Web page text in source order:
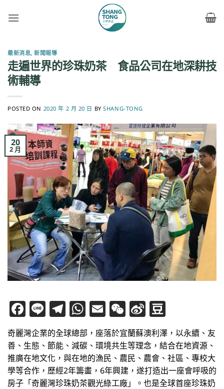
最新消息,新聞報導
走遍世界的珍珠奶茶 食品公司在地深耕技
術輔導
POSTED ON 2020 年 2 月 20 日 BYSHANG-TONG
20
2 月
Facebook
LineTelegram
WhatsApp
EmailWeChat
Sina
Weibo
奇麗灣企業的全球總部，座落於宜蘭蘇澳利澤，以永續、友
善、生態、節能、減碳、環境共生等理念，結合在地資源、
推廣在地文化，與在地的漁民、農民、農會、社區、專校大
學等合作，歷經2年籌畫，6年興建，遂打造出一座會呼吸的
房子「奇麗灣珍珠奶茶觀光綠工廠」。也是全球首座珍珠奶